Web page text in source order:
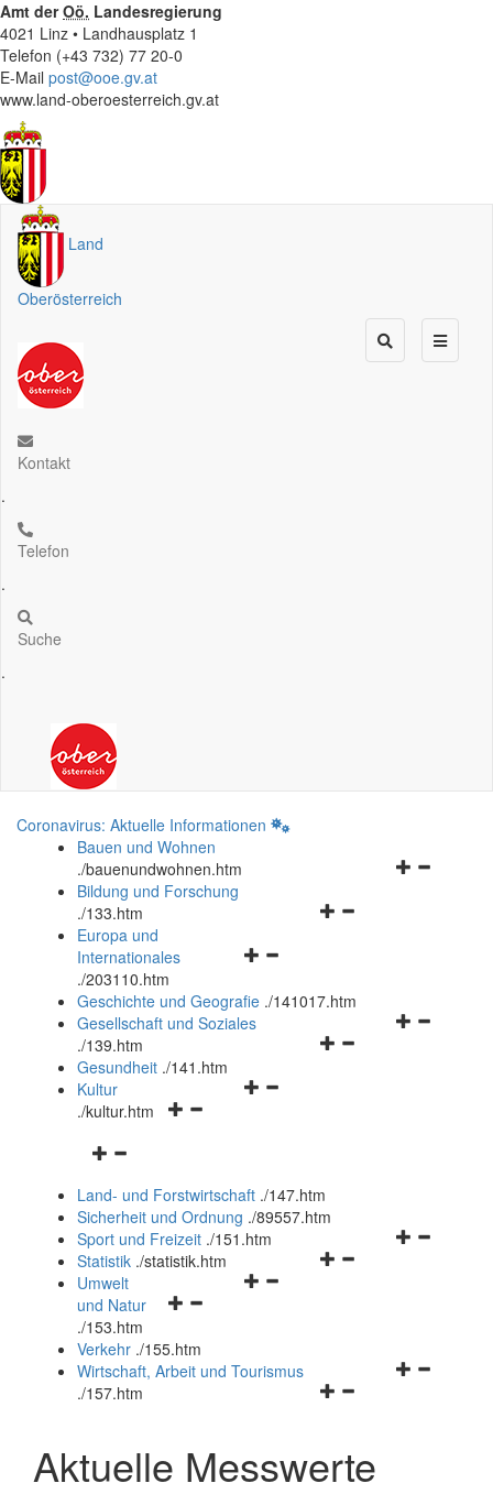
Amt derOö. Landesregierung
4021 Linz • Landhausplatz 1
Telefon (+43 732) 77 20-0
E-Mail post@ooe.gv.at
www.land-oberoesterreich.gv.at
Land
Oberösterreich
Kontakt
.
Telefon
.
Suche
.
Coronavirus: Aktuelle Informationen
Bauen und Wohnen
./bauenundwohnen.htm
Navigationsmenü
Bildung und Forschung
./133.htm
Navigationsmenü
und
schließen
Europa und
Internationales
./203110.htm
Geschichte und Geografie ./141017.htm
Navigationsmenü
Gesellschaft und Soziales
./139.htm
Navigationsmenü
Gesundheit ./141.htm
Navigationsmenü
Kultur
./kultur.htm
Navigationsmenü
und
schließen
Land- und Forstwirtschaft ./147.htm
Sicherheit und Ordnung ./89557.htm
Navigationsmenü
Sport und Freizeit ./151.htm
Navigationsmenü
Statistik ./statistik.htm
Navigationsmenü
und
schließen
Umwelt
und Natur
./153.htm
Verkehr ./155.htm
Navigationsmenü
schließen
Wirtschaft, Arbeit und Tourismus
./157.htm
Aktuelle Messwerte